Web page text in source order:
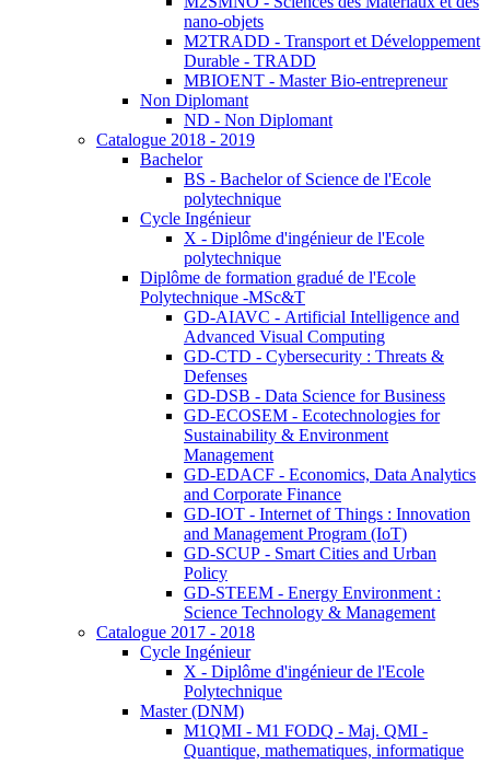
nano-objets
M2TRADD - Transport et Développement
Durable - TRADD
MBIOENT - Master Bio-entrepreneur
Non Diplomant
ND - Non Diplomant
Catalogue 2018 - 2019
Bachelor
BS - Bachelor of Science de l'Ecole
polytechnique
Cycle Ingénieur
X - Diplôme d'ingénieur de l'Ecole
polytechnique
Diplôme de formation gradué de l'Ecole
Polytechnique -MSc&T
GD-AIAVC - Artificial Intelligence and
Advanced Visual Computing
GD-CTD - Cybersecurity : Threats &
Defenses
GD-DSB - Data Science for Business
GD-ECOSEM - Ecotechnologies for
Sustainability & Environment
Management
GD-EDACF - Economics, Data Analytics
and Corporate Finance
GD-IOT - Internet of Things : Innovation
and Management Program (IoT)
GD-SCUP - Smart Cities and Urban
Policy
GD-STEEM - Energy Environment :
Science Technology & Management
Catalogue 2017 - 2018
Cycle Ingénieur
X - Diplôme d'ingénieur de l'Ecole
Polytechnique
Master (DNM)
M1QMI - M1 FODQ - Maj. QMI -
Quantique, mathematiques, informatique